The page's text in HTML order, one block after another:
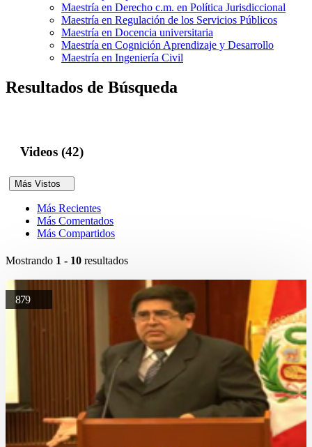
Maestría en Derecho c.m. en Política Jurisdiccional
Maestría en Regulación de los Servicios Públicos
Maestría en Docencia universitaria
Maestría en Cognición Aprendizaje y Desarrollo
Maestría en Ingeniería Civil
Resultados de Búsqueda
Videos (42)
Más Vistos
Más Recientes
Más Comentados
Más Compartidos
Mostrando 1 - 10 resultados
879